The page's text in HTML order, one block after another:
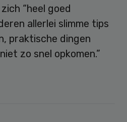
“heel goed
allerlei slimme tips
praktische dingen
zo snel opkomen.”